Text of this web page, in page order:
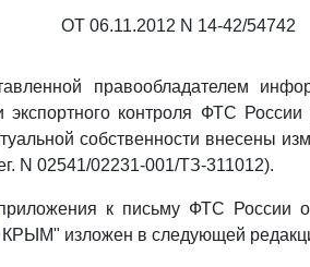
ОТ 06.11.2012 N 14-42/54742
правообладателем
экспортного контроля ФТС
собственности внесены
N 02541/02231-001/ТЗ-311012).
к письму ФТС России
изложен в следующей